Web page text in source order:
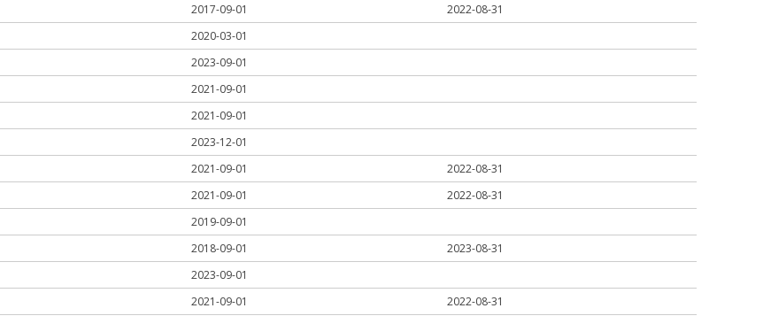
2017-09-01
2022-08-31
2020-03-01
2023-09-01
2021-09-01
2021-09-01
2023-12-01
2021-09-01
2022-08-31
2021-09-01
2022-08-31
2019-09-01
2018-09-01
2023-08-31
2023-09-01
2021-09-01
2022-08-31